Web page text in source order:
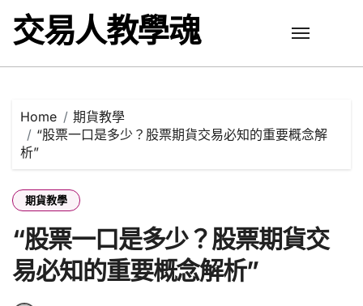
content
交易人教學魂
Home
期貨教學
“股票一口是多少？股票期貨交易必知的重要概念解
析”
期貨教學
“股票一口是多少？股票期貨交
易必知的重要概念解析”